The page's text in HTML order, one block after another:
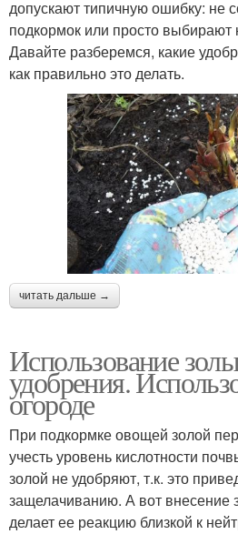
допускают типичную ошибку: не
подкормок или просто выбирают
Давайте разберемся, какие
как правильно это делать.
читать дальше →
Использование
удобрения.
огороде
При подкормке овощей золой
учесть уровень кислотности
золой не удобряют, т.к. это
защелачиванию. А вот внесение
делает ее реакцию близкой к